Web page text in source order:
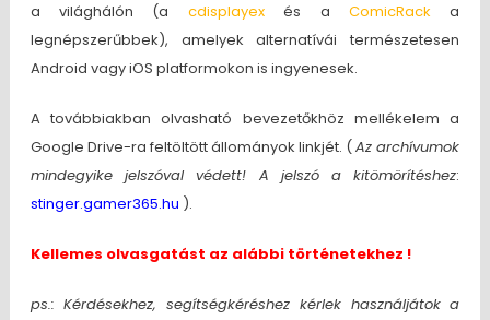
a világhálón (a cdisplayexés aComicRack a
legnépszerűbbek), amelyek alternatívái természetesen
Android vagy iOS platformokon is ingyenesek.
A továbbiakban olvasható bevezetőkhöz mellékelem a
Google Drive-ra feltöltött állományok linkjét. (Az archívumok
mindegyike jelszóval védett! A jelszó a kitömörítéshez:
stinger.gamer365.hu ).
Kellemes olvasgatást az alábbi történetekhez !
ps.: Kérdésekhez, segítségkéréshez kérlek használjátok a